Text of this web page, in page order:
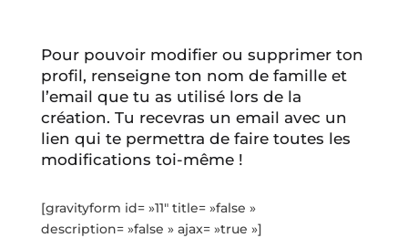
Pour pouvoir modifier ou supprimer ton
profil, renseigne ton nom de famille et
l’email que tu as utilisé lors de la
création. Tu recevras un email avec un
lien qui te permettra de faire toutes les
modifications toi-même !
[gravityform id= »11″ title= »false »
description= »false » ajax= »true »]